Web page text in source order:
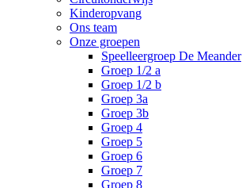
Kinderopvang
Ons team
Onze groepen
Speelleergroep De Meander
Groep 1/2 a
Groep 1/2 b
Groep 3a
Groep 3b
Groep 4
Groep 5
Groep 6
Groep 7
Groep 8